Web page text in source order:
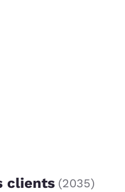
clients (2035)